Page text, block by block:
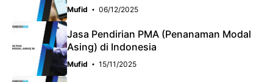
Mufid 06/12/2025
Jasa Pendirian PMA (Penanaman Modal
Asing) di Indonesia
Mufid 15/11/2025